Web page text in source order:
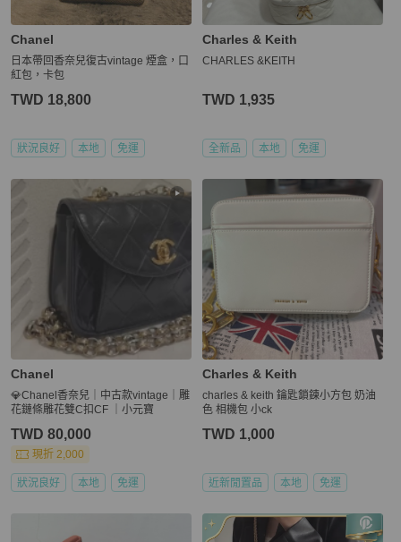
Chanel
日本帶回香奈兒復古vintage 煙盒，口
紅包，卡包
TWD 18,800
狀況良好 本地 免運
Charles & Keith
CHARLES &KEITH
TWD 1,935
全新品 本地 免運
Chanel
💎Chanel香奈兒｜中古款vintage｜雕
花鏈條雕花雙C扣CF ｜小元寶
TWD 80,000
現折 2,000
狀況良好 本地 免運
Charles & Keith
charles & keith 鑰匙鎖鍊小方包 奶油
色 相機包 小ck
TWD 1,000
近新閒置品 本地 免運